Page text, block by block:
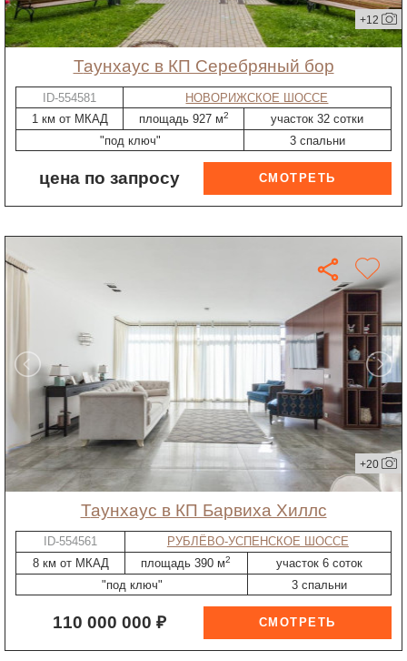
+12
таунхаус в КП Серебряный бор
ID-554581
НОВОРИЖСКОЕ ШОССЕ
1 км от МКАД
площадь 927 м2
участок 32 сотки
"под ключ"
3 спальни
цена по запросу
+20
таунхаус в КП Барвиха Хиллс
ID-554561
РУБЛЁВО-УСПЕНСКОЕ ШОССЕ
8 км от МКАД
площадь 390 м2
участок 6 соток
"под ключ"
3 спальни
110 000 000 ₽